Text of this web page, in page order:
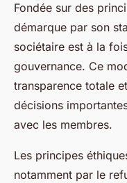
Fondée sur des
démarque par son
sociétaire est à la
gouvernance. Ce
transparence totale
décisions
avec les membres.
Les principes
notamment par le